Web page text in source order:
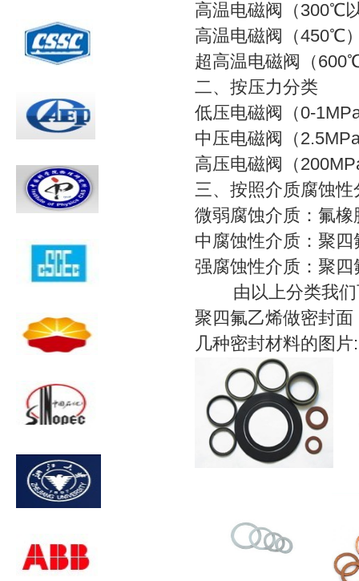
高温电磁阀（300℃
高温电磁阀（450℃
超高温电磁阀（
二、按压力分类
低压电磁阀（0-
中压电磁阀（
高压电磁阀（
三、按照介质腐蚀性
微弱腐蚀介质：氟橡
中腐蚀性介质：聚四
强腐蚀性介质：聚四
由以上分类我们
聚四氟乙烯做密封
几种密封材料的图片: